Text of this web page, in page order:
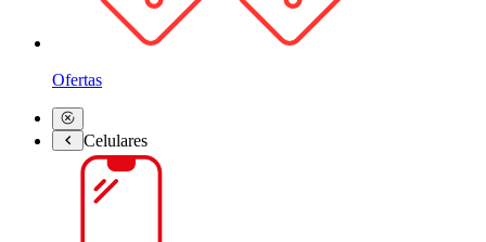
Ofertas
Celulares